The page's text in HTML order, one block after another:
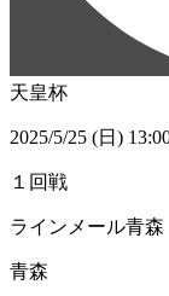
天皇杯
2025/5/25 (日)
１回戦
ラインメール青森
青森